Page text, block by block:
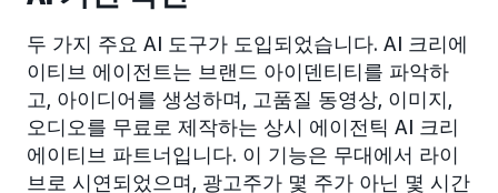
두 가지 주요 AI 도구가 도입되었습니다. AI 크리에
이티브 에이전트는 브랜드 아이덴티티를 파악하
고, 아이디어를 생성하며, 고품질 동영상, 이미지,
오디오를 무료로 제작하는 상시 에이전틱 AI 크리
에이티브 파트너입니다. 이 기능은 무대에서 라이
브로 시연되었으며, 광고주가 몇 주가 아닌 몇 시간